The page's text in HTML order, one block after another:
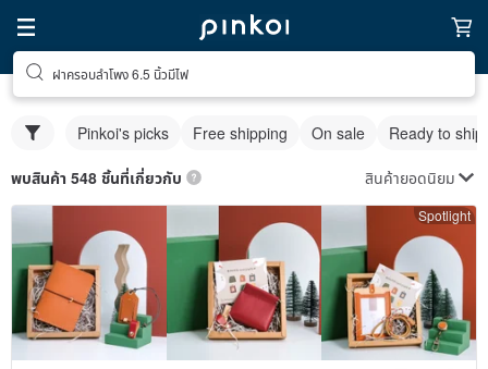
ฝาครอบลําโพง 6.5 นิ้วมีไฟ
Pinkoi's picks Free shipping On sale Ready to ship
พบสินค้า 548 ชิ้นที่เกี่ยวกับ สินค้ายอดนิยม
Spotlight